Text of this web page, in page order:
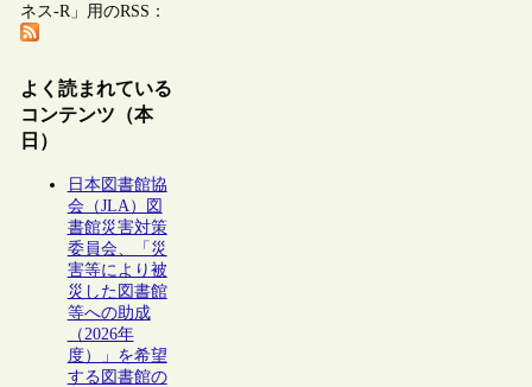
ネス-R」用のRSS：
よく読まれている
コンテンツ（本
日）
日本図書館協
会（JLA）図
書館災害対策
委員会、「災
害等により被
災した図書館
等への助成
（2026年
度）」を希望
する図書館の